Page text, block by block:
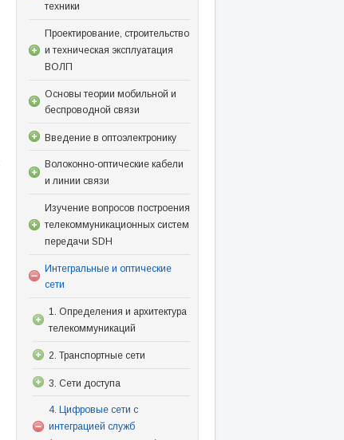
техники
Проектирование, строительство
и техническая эксплуатация
ВОЛП
Основы теории мобильной и
беспроводной связи
Введение в оптоэлектронику
Волоконно-оптические кабели
и линии связи
Изучение вопросов построения
телекоммуникационных систем
передачи SDH
Интегральные и оптические
сети
1. Определения и архитектура
телекоммуникаций
2. Транспортные сети
3. Сети доступа
4. Цифровые сети с
интеграцией служб